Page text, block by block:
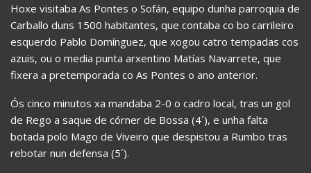
Hoxe visitaba As Pontes o Sofán, equipo dunha parroquia de
Carballo duns 1500 habitantes, que contaba co bo carrileiro
esquerdo Pablo Domínguez, que xogou catro tempadas cos
azuis, ou o media punta arxentino Matías Navarrete, que
fixera a pretemporada co As Pontes o ano anterior.
Ós cinco minutos xa mandaba 2-0 o cadro local, tras un gol
de Rego a saque de córner de Bossa (4´), e unha falta
botada polo Mago de Viveiro que despistou a Rumbo tras
rebotar nun defensa (5´).